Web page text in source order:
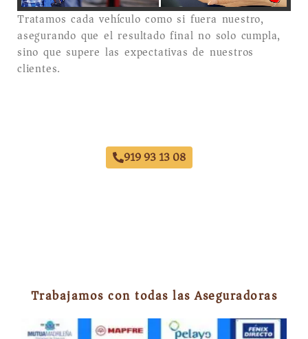
Tratamos cada vehículo como si fuera nuestro,
asegurando que el resultado final no solo cumpla,
sino que supere las expectativas de nuestros
clientes.
919 93 13 08
Trabajamos con todas las Aseguradoras